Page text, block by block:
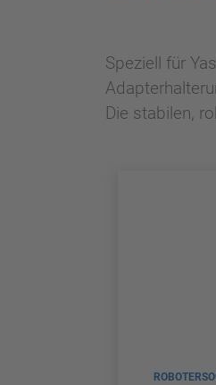
Speziell für
Die stabilen,